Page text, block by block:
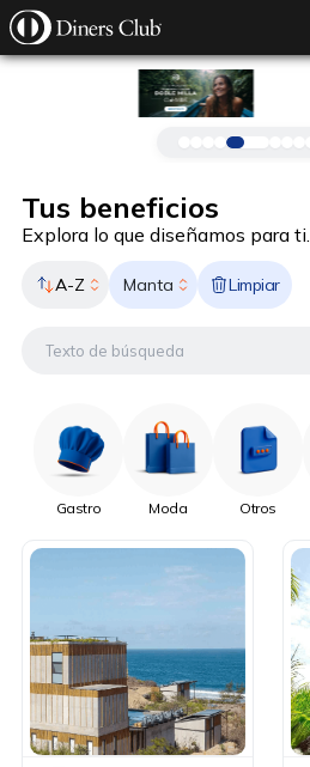
Pasar al contenido principal
Tus beneficios
Explora lo que diseñamos para ti.
A-Z Manta Limpiar
Gastro Moda Otros